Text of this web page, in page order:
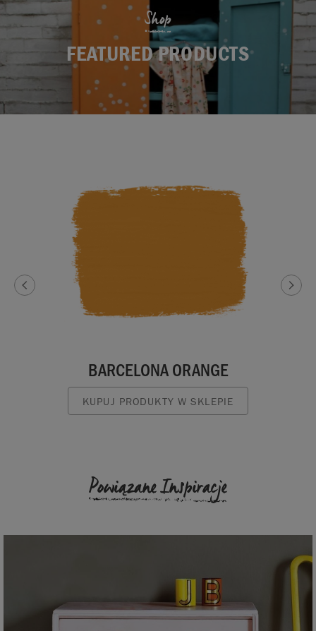
Shop
FEATURED PRODUCTS
BARCELONA ORANGE
KUPUJ PRODUKTY W SKLEPIE
Powiązane Inspiracje